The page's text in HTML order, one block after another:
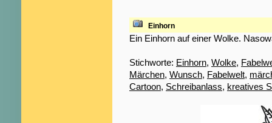
Einhorn
Ein Einhorn auf einer Wolke.
Stichworte: Einhorn, Wolke,
Märchen, Wunsch, Fabelwelt,
Cartoon, Schreibanlass, kreatives